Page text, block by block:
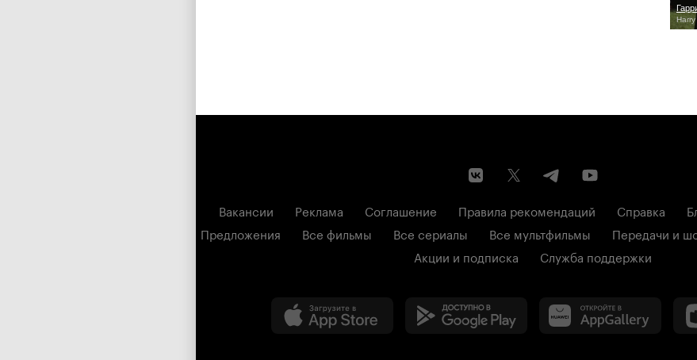
Вакансии Реклама Соглашение Правила рекомендаций Справка
Предложения
Все фильмы Все сериалы Все мультфильмы Передачи и
Акции и подписка
Служба поддержки